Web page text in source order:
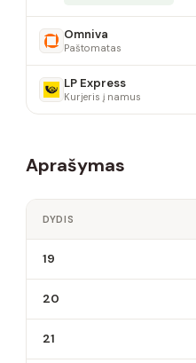
Omniva
Paštomatas
LP Express
Kurjeris į namus
Aprašymas
DYDIS
19
20
21